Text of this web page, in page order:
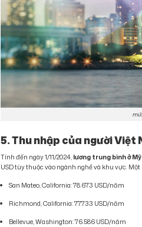
5. Thu nhập của người Việt
Tính đến ngày 1/11/2024, lương trung bình ở Mỹ
USD tùy thuộc vào ngành nghề và khu vực.
San Mateo, California: 78.673 USD/năm
Richmond, California: 77.733 USD/năm
Bellevue, Washington: 76.586 USD/năm